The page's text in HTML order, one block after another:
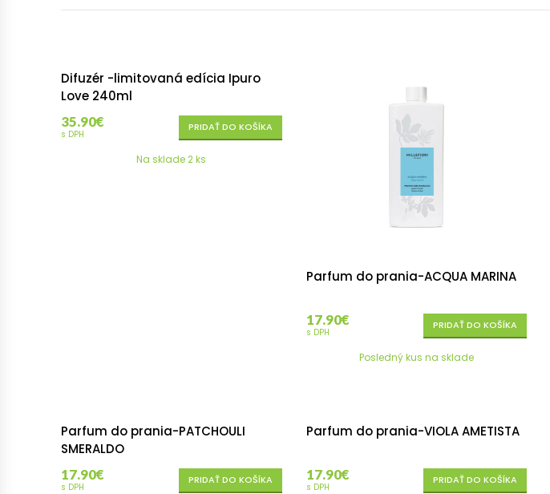
Difuzér -limitovaná edícia Ipuro
Love 240ml
35.90€
s DPH
PRIDAŤ DO KOŠÍKA
Na sklade 2 ks
Parfum do prania-ACQUA MARINA
17.90€
s DPH
PRIDAŤ DO KOŠÍKA
Posledný kus na sklade
Parfum do prania-PATCHOULI
SMERALDO
17.90€
s DPH
PRIDAŤ DO KOŠÍKA
Parfum do prania-VIOLA AMETISTA
17.90€
s DPH
PRIDAŤ DO KOŠÍKA